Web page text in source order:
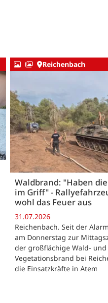
Reichenbach
Waldbrand: "Haben
im Griff" -
wohl das Feuer aus
31.07.2026
Reichenbach. Seit der
am Donnerstag zur
der großflächige Wald- und
Vegetationsbrand bei
die Einsatzkräfte in Atem